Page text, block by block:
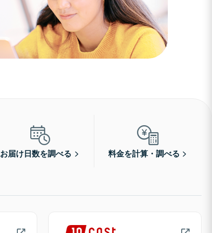
お届け日数を調べる 料金を計算・調べる